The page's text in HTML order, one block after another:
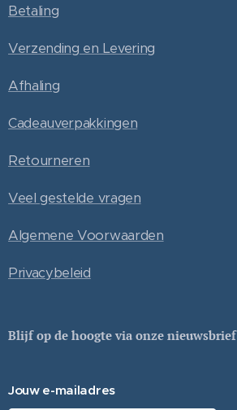
Betaling
Verzending en Levering
Afhaling
Cadeauverpakkingen
Retourneren
Veel gestelde vragen
Algemene Voorwaarden
Privacybeleid
Blijf op de hoogte via onze nieuwsbrief
Jouw e-mailadres